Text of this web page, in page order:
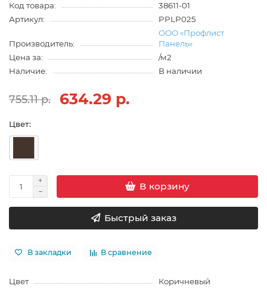
Код товара:
38611-01
Артикул:
PPLP025
Производитель:
ООО «Профлист
Панель»
Цена за:
/м2
Наличие:
В наличии
755.11 р. 634.29 р.
Цвет:
В корзину
Быстрый заказ
В закладки В сравнение
Цвет Коричневый